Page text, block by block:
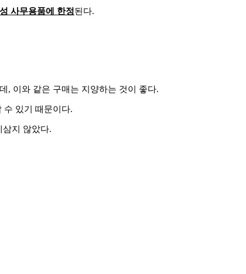
사무용품에 한정된다.
, 이와 같은 구매는 지양하는 것이 좋다.
수 있기 때문이다.
삼지 않았다.